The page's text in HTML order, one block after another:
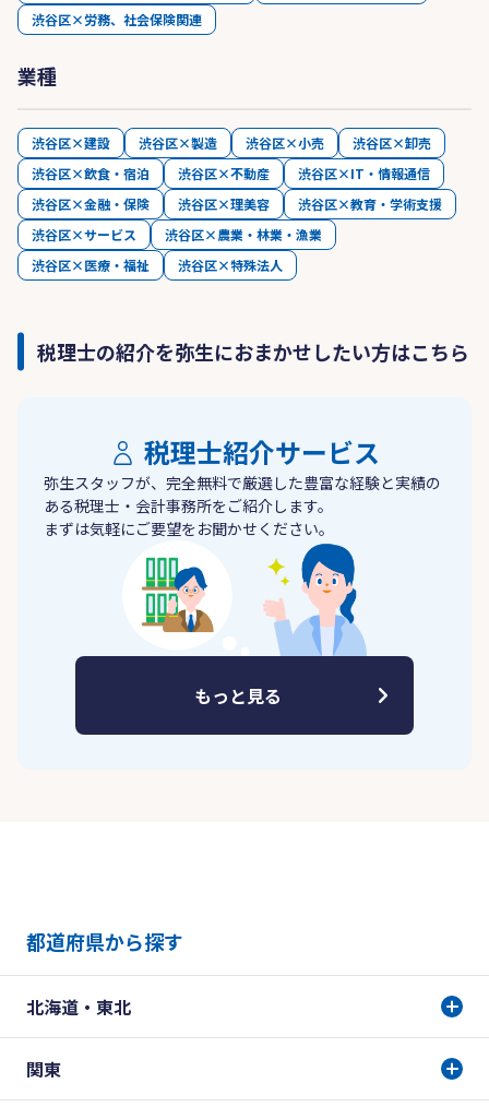
渋谷区×労務、社会保険関連
業種
渋谷区×建設 渋谷区×製造 渋谷区×小売
渋谷区×卸売
渋谷区×飲食・宿泊
渋谷区×不動産
渋谷区×IT・情報通信
渋谷区×金融・保険
渋谷区×理美容
渋谷区×教育・学術支援
渋谷区×サービス
渋谷区×農業・林業・漁業
渋谷区×医療・福祉
渋谷区×特殊法人
税理士の紹介を弥生におまかせしたい方はこちら
税理士紹介サービス
弥生スタッフが、完全無料で厳選した豊富な経験と実績の
ある税理士・会計事務所をご紹介します。
まずは気軽にご要望をお聞かせください。
もっと見る
都道府県から探す
北海道・東北
関東